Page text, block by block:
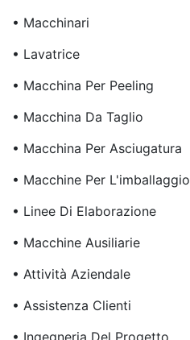
• Macchinari
• Lavatrice
• Macchina Per Peeling
• Macchina Da Taglio
• Macchina Per Asciugatura
• Macchine Per L'imballaggio
• Linee Di Elaborazione
• Macchine Ausiliarie
• Attività Aziendale
• Assistenza Clienti
• Ingegneria Del Progetto